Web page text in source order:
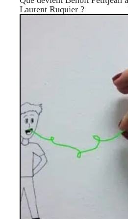
Laurent Ruquier ?